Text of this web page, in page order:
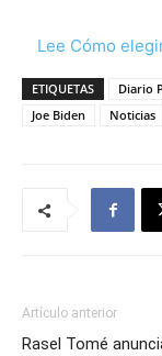
Lee Cómo
ETIQUETAS Diario
Joe Biden
Noticias
Artículo anterior
Rasel Tomé